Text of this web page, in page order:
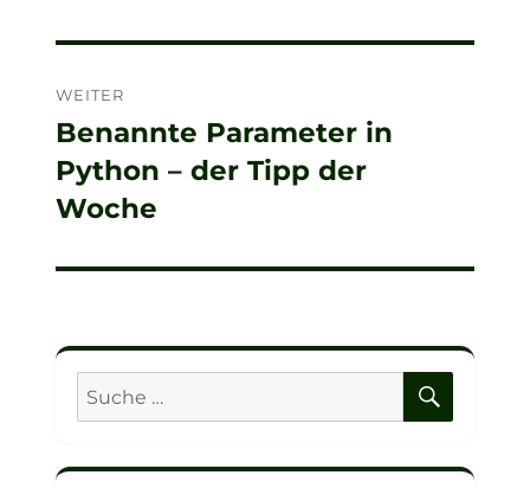
WEITER
Nächster
Beitrag:
Benannte Parameter in
Python – der Tipp der
Woche
Suche
nach: